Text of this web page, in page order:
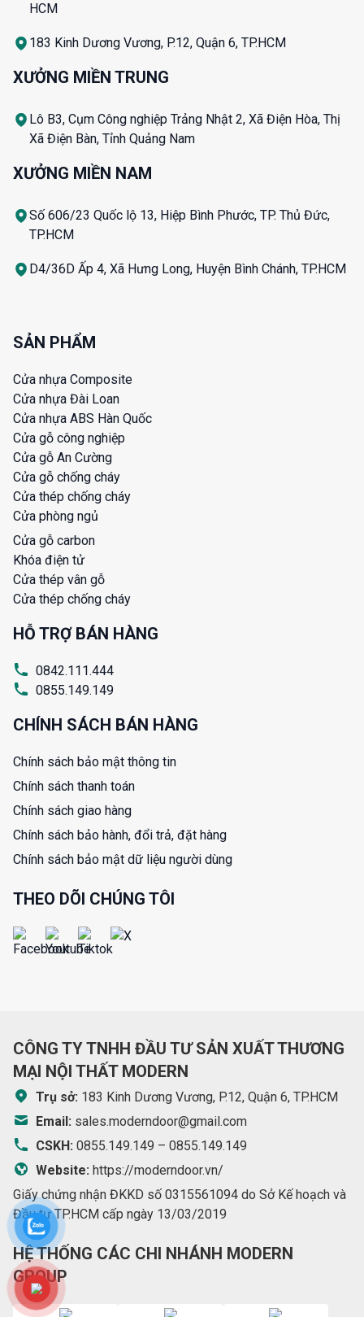
HCM
183 Kinh Dương Vương, P.12, Quận 6, TP.HCM
XƯỞNG MIỀN TRUNG
Lô B3, Cụm Công nghiệp Trảng Nhật 2, Xã Điện Hòa, Thị
Xã Điện Bàn, Tỉnh Quảng Nam
XƯỞNG MIỀN NAM
Số 606/23 Quốc lộ 13, Hiệp Bình Phước, TP. Thủ Đức,
TP.HCM
D4/36D Ấp 4, Xã Hưng Long, Huyện Bình Chánh, TP.HCM
SẢN PHẨM
Cửa nhựa Composite
Cửa nhựa Đài Loan
Cửa nhựa ABS Hàn Quốc
Cửa gỗ công nghiệp
Cửa gỗ An Cường
Cửa gỗ chống cháy
Cửa thép chống cháy
Cửa phòng ngủ
Cửa gỗ carbon
Khóa điện tử
Cửa thép vân gỗ
Cửa thép chống cháy
HỖ TRỢ BÁN HÀNG
0842.111.444
0855.149.149
CHÍNH SÁCH BÁN HÀNG
Chính sách bảo mật thông tin
Chính sách thanh toán
Chính sách giao hàng
Chính sách bảo hành, đổi trả, đặt hàng
Chính sách bảo mật dữ liệu người dùng
THEO DÕI CHÚNG TÔI
CÔNG TY TNHH ĐẦU TƯ SẢN XUẤT THƯƠNG
MẠI NỘI THẤT MODERN
Trụ sở: 183 Kinh Dương Vương, P.12, Quận 6, TP.HCM
Email: sales.moderndoor@gmail.com
CSKH: 0855.149.149 – 0855.149.149
Website: https://moderndoor.vn/
Giấy chứng nhận ĐKKD số 0315561094 do Sở Kế hoạch và
Đầu tư TP.HCM cấp ngày 13/03/2019
HỆ THỐNG CÁC CHI NHÁNH MODERN
GROUP